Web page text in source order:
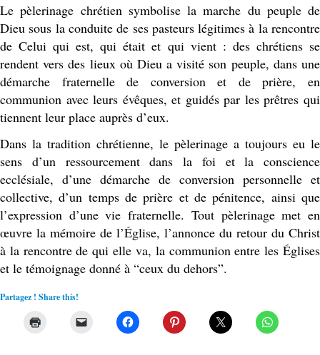
Le pèlerinage chrétien symbolise la marche du peuple de
Dieu sous la conduite de ses pasteurs légitimes à la rencontre
de Celui qui est, qui était et qui vient : des chrétiens se
rendent vers des lieux où Dieu a visité son peuple, dans une
démarche fraternelle de conversion et de prière, en
communion avec leurs évêques, et guidés par les prêtres qui
tiennent leur place auprès d’eux.
Dans la tradition chrétienne, le pèlerinage a toujours eu le
sens d’un ressourcement dans la foi et la conscience
ecclésiale, d’une démarche de conversion personnelle et
collective, d’un temps de prière et de pénitence, ainsi que
l’expression d’une vie fraternelle. Tout pèlerinage met en
œuvre la mémoire de l’Église, l’annonce du retour du Christ
à la rencontre de qui elle va, la communion entre les Églises
et le témoignage donné à “ceux du dehors”.
Partagez ! Share this!